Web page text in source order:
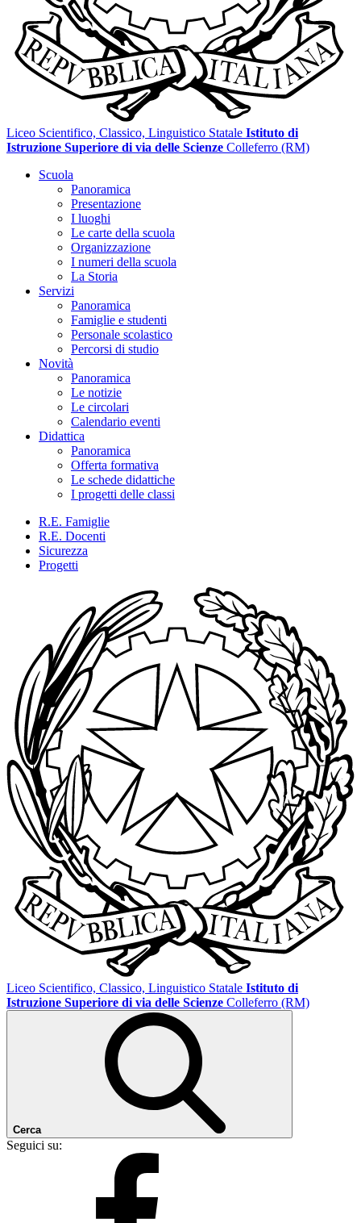
Liceo Scientifico, Classico, Linguistico Statale Istituto di
Istruzione Superiore di via delle Scienze Colleferro (RM)
Scuola
Panoramica
Presentazione
I luoghi
Le carte della scuola
Organizzazione
I numeri della scuola
La Storia
Servizi
Panoramica
Famiglie e studenti
Personale scolastico
Percorsi di studio
Novità
Panoramica
Le notizie
Le circolari
Calendario eventi
Didattica
Panoramica
Offerta formativa
Le schede didattiche
I progetti delle classi
R.E. Famiglie
R.E. Docenti
Sicurezza
Progetti
Liceo Scientifico, Classico, Linguistico Statale Istituto di
Istruzione Superiore di via delle Scienze Colleferro (RM)
Cerca
Seguici su: